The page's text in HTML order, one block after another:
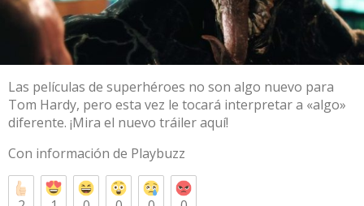
Las películas de superhéroes no son algo nuevo para
Tom Hardy, pero esta vez le tocará interpretar a «algo»
diferente. ¡Mira el nuevo tráiler aquí!
Con información de Playbuzz